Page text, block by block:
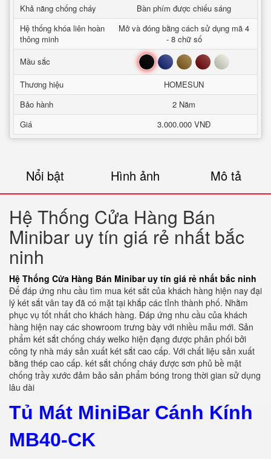
Khả năng chống cháy
Bàn phím được chiếu sáng
Hệ thống khóa liên hoàn
thông minh
Mở và đóng bằng cách sử dụng mã 4
- 8 chữ số
Mầu sắc
Đen Xanh Nâu Đỏ Trắng
Thương hiệu
HOMESUN
Bảo hành
2 Năm
Giá
3.000.000 VNĐ
Nổi bật Hình ảnh Mô tả
Hệ Thống Cửa Hàng Bán
Minibar uy tín giá rẻ nhất bắc
ninh
Hệ Thống Cửa Hàng Bán Minibar uy tín giá rẻ nhất bắc ninh
Để đáp ứng nhu cầu tìm mua két sắt của khách hàng hiện nay đại
lý két sắt vân tay đã có mặt tại khắp các tỉnh thành phố. Nhằm
phục vụ tốt nhất cho khách hàng. Đáp ứng nhu cầu của khách
hàng hiện nay các showroom trưng bày với nhiều mẫu mới. Sản
phẩm két sắt chống cháy welko hiện đạng được phân phối bởi
công ty nhà máy sản xuất két sắt cao cấp. Với chất liệu sản xuất
bằng thép cao cấp. két sắt chống cháy được sơn phủ bề mặt
chống trầy xước đảm bảo sản phẩm bóng trong thời gian sử dụng
lâu dài
Tủ Mát MiniBar Cánh Kính
MB40-CK